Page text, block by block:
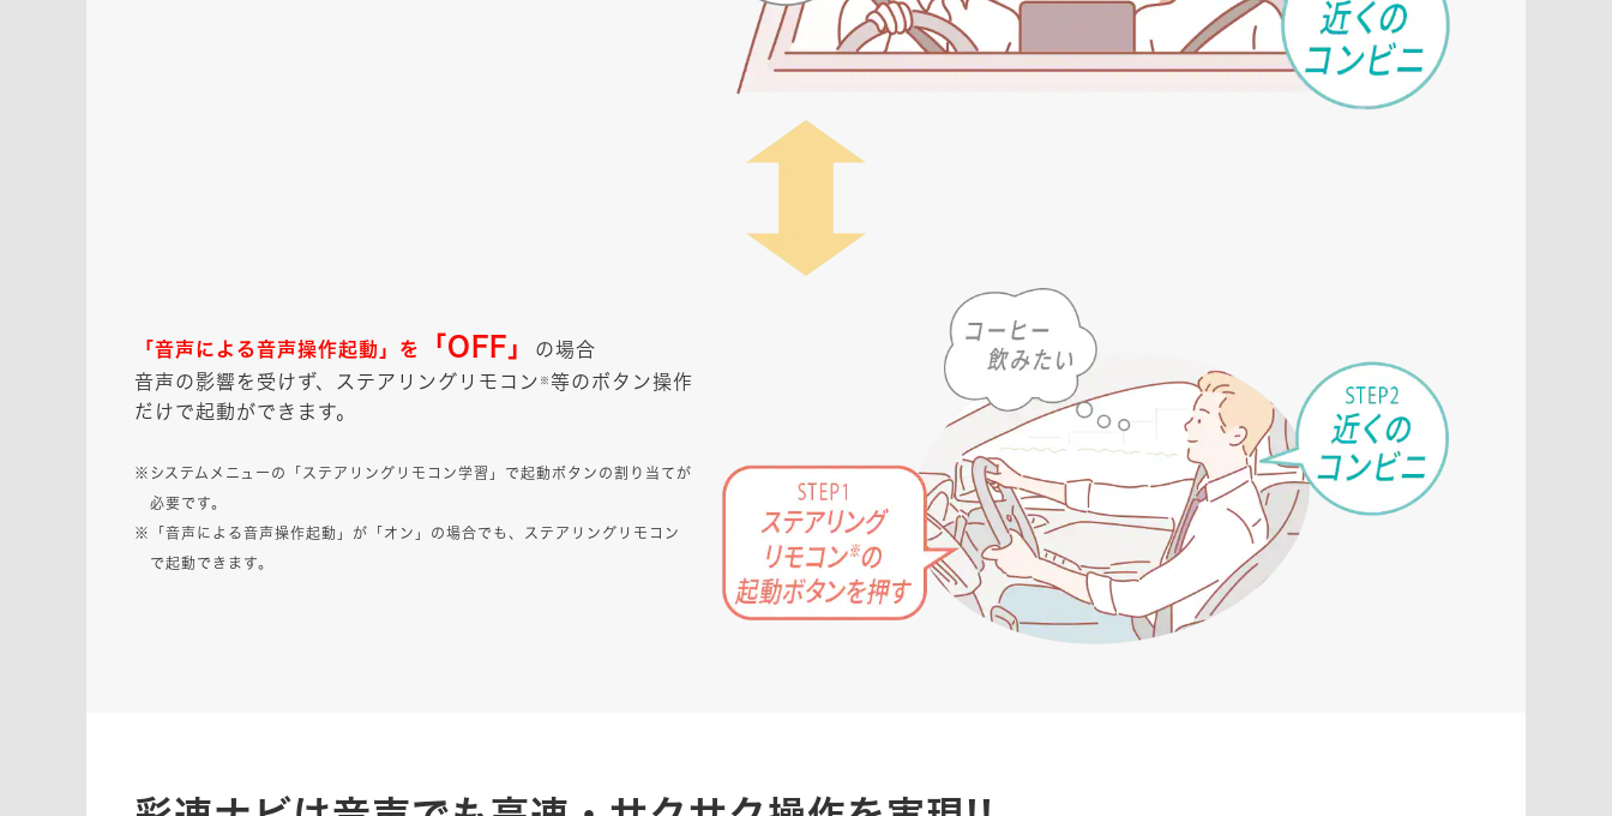
「音声による音声操作起動」を 「OFF」
の場合
音声の影響を受けず、ステアリングリモコン ※ 等のボタン操作
だけで起動ができます。
※システムメニューの「ステアリングリモコン学習」で起動ボタンの割り当てが
必要です。
※「音声による音声操作起動」が「オン」の場合でも、ステアリングリモコン
で起動できます。